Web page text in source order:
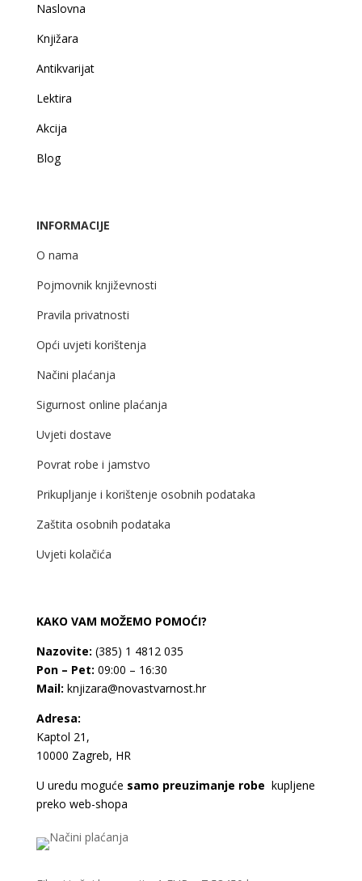
Naslovna
Knjižara
Antikvarijat
Lektira
Akcija
Blog
INFORMACIJE
O nama
Pojmovnik književnosti
Pravila privatnosti
Opći uvjeti korištenja
Načini plaćanja
Sigurnost online plaćanja
Uvjeti dostave
Povrat robe i jamstvo
Prikupljanje i korištenje osobnih podataka
Zaštita osobnih podataka
Uvjeti kolačića
KAKO VAM MOŽEMO POMOĆI?
Nazovite: (385) 1 4812 035
Pon – Pet: 09:00 – 16:30
Mail: knjizara@novastvarnost.hr
Adresa:
Kaptol 21,
10000 Zagreb, HR
U uredu moguće samo preuzimanje robe kupljene
preko web-shopa